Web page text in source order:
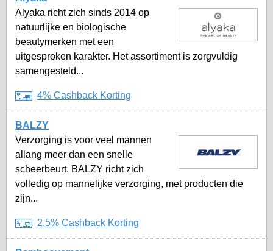
Alyaka richt zich sinds 2014 op
natuurlijke en biologische
beautymerken met een
uitgesproken karakter. Het assortiment is zorgvuldig
samengesteld...
4% Cashback Korting
BALZY
Verzorging is voor veel mannen
allang meer dan een snelle
scheerbeurt. BALZY richt zich
volledig op mannelijke verzorging, met producten die
zijn...
2,5% Cashback Korting